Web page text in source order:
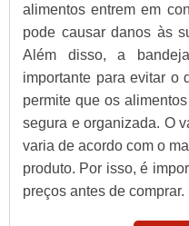
alimentos entrem em
pode causar danos às
Além disso, a
importante para evitar o
permite que os
segura e organizada. O
varia de acordo com o
produto. Por isso, é
preços antes de comprar.